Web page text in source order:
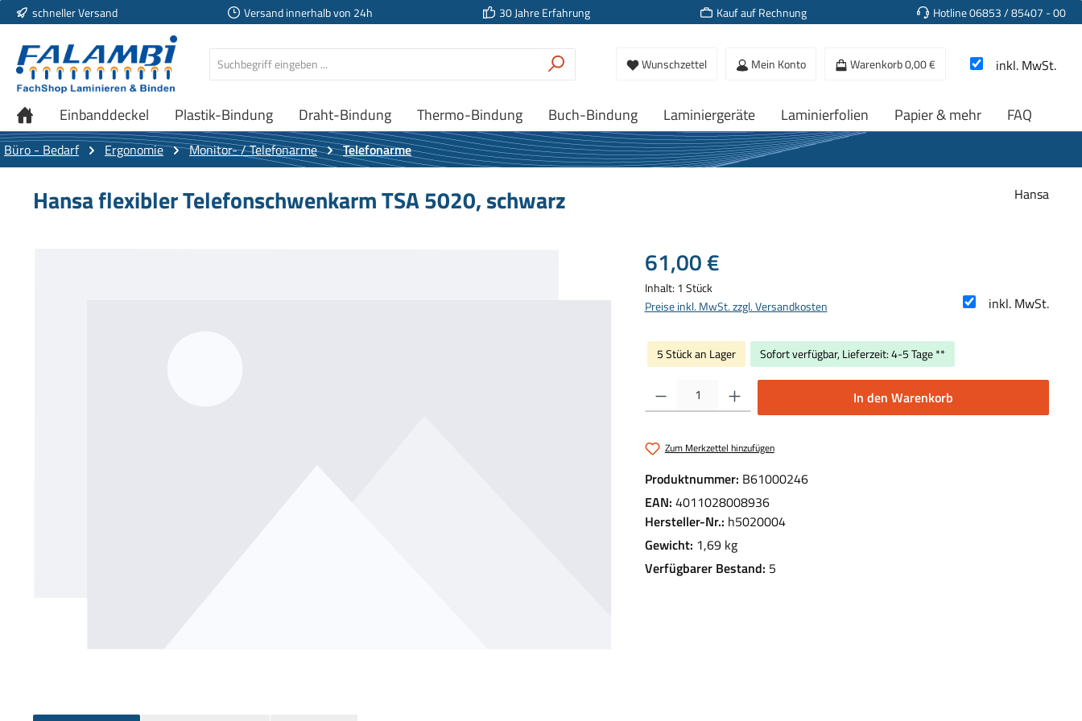
Hauptinhalt springen
Zur Suche springen
Zur Hauptnavigation springen
schneller Versand Versand innerhalb von 24h 30 Jahre Erfahrung Kauf auf Rechnung Hotline 06853 / 85407 - 00
Wunschzettel Mein Konto Warenkorb0,00 € inkl. MwSt.
Einbanddeckel Plastik-Bindung Draht-Bindung Thermo-Bindung Buch-Bindung Laminiergeräte Laminierfolien Papier & mehr FAQ
Büro - Bedarf Ergonomie Monitor- / Telefonarme Telefonarme
Hansa flexibler Telefonschwenkarm TSA 5020, schwarz Hansa
Regulärer Preis:
61,00 €
Inhalt: 1 Stück
inkl. MwSt.
Preise inkl. MwSt. zzgl. Versandkosten
5 Stück an Lager Sofort verfügbar, Lieferzeit: 4-5 Tage **
Produkt Anzahl: Gib den gewünschten Wert ein oder benutze die Schaltflächen um die
In den Warenkorb
Zum Merkzettel hinzufügen
Produktnummer: B61000246
EAN: 4011028008936
Hersteller-Nr.: h5020004
Gewicht: 1,69 kg
Verfügbarer Bestand: 5